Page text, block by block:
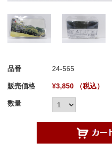
品番 24-565
販売価格 ¥3,850 （税込）
数量